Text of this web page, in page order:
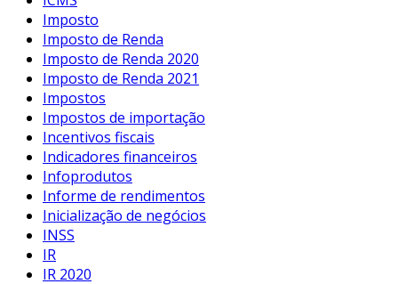
Imposto
Imposto de Renda
Imposto de Renda 2020
Imposto de Renda 2021
Impostos
Impostos de importação
Incentivos fiscais
Indicadores financeiros
Infoprodutos
Informe de rendimentos
Inicialização de negócios
INSS
IR
IR 2020